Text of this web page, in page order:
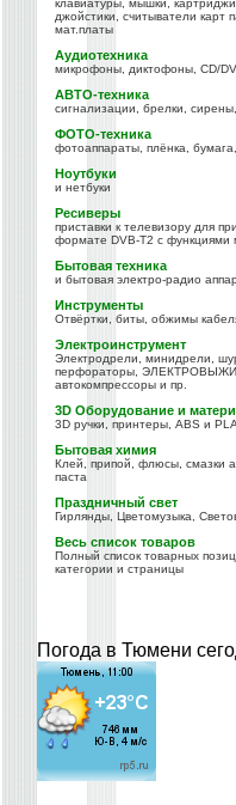
клавиатуры, мышки,
джойстики, считыватели карт
мат.платы
Аудиотехника
микрофоны, диктофоны, CD/
АВТО-техника
сигнализации, брелки,
ФОТО-техника
фотоаппараты, плёнка,
Ноутбуки
и нетбуки
Ресиверы
приставки к телевизору для
формате DVB-T2 с функциями
Бытовая техника
и бытовая электро-радио
Инструменты
Отвёртки, биты, обжимы
Электроинструмент
Электродрели, минидрели,
перфораторы,
автокомпрессоры и пр.
3D Оборудование и
3D ручки, принтеры, ABS и
Бытовая химия
Клей, припой, флюсы, смазки
паста
Праздничный свет
Гирлянды, Цветомузыка,
Весь список товаров
Полный список товарных
категории и страницы
Погода в Тюмени